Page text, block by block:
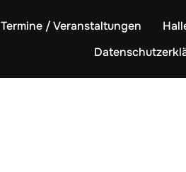
Termine / Veranstaltungen